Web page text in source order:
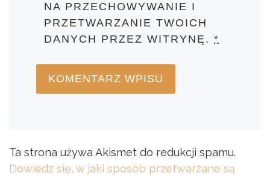
NA PRZECHOWYWANIE I
PRZETWARZANIE TWOICH
DANYCH PRZEZ WITRYNĘ.*
Ta strona używa Akismet do redukcji spamu.
Dowiedz się, w jaki sposób przetwarzane są